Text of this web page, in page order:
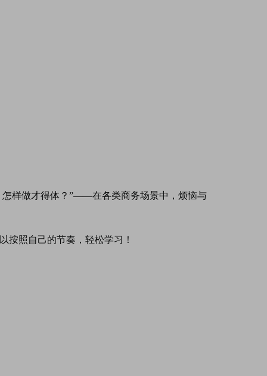
怎样做才得体？”——在各类商务场景中，烦恼与
按照自己的节奏，轻松学习！